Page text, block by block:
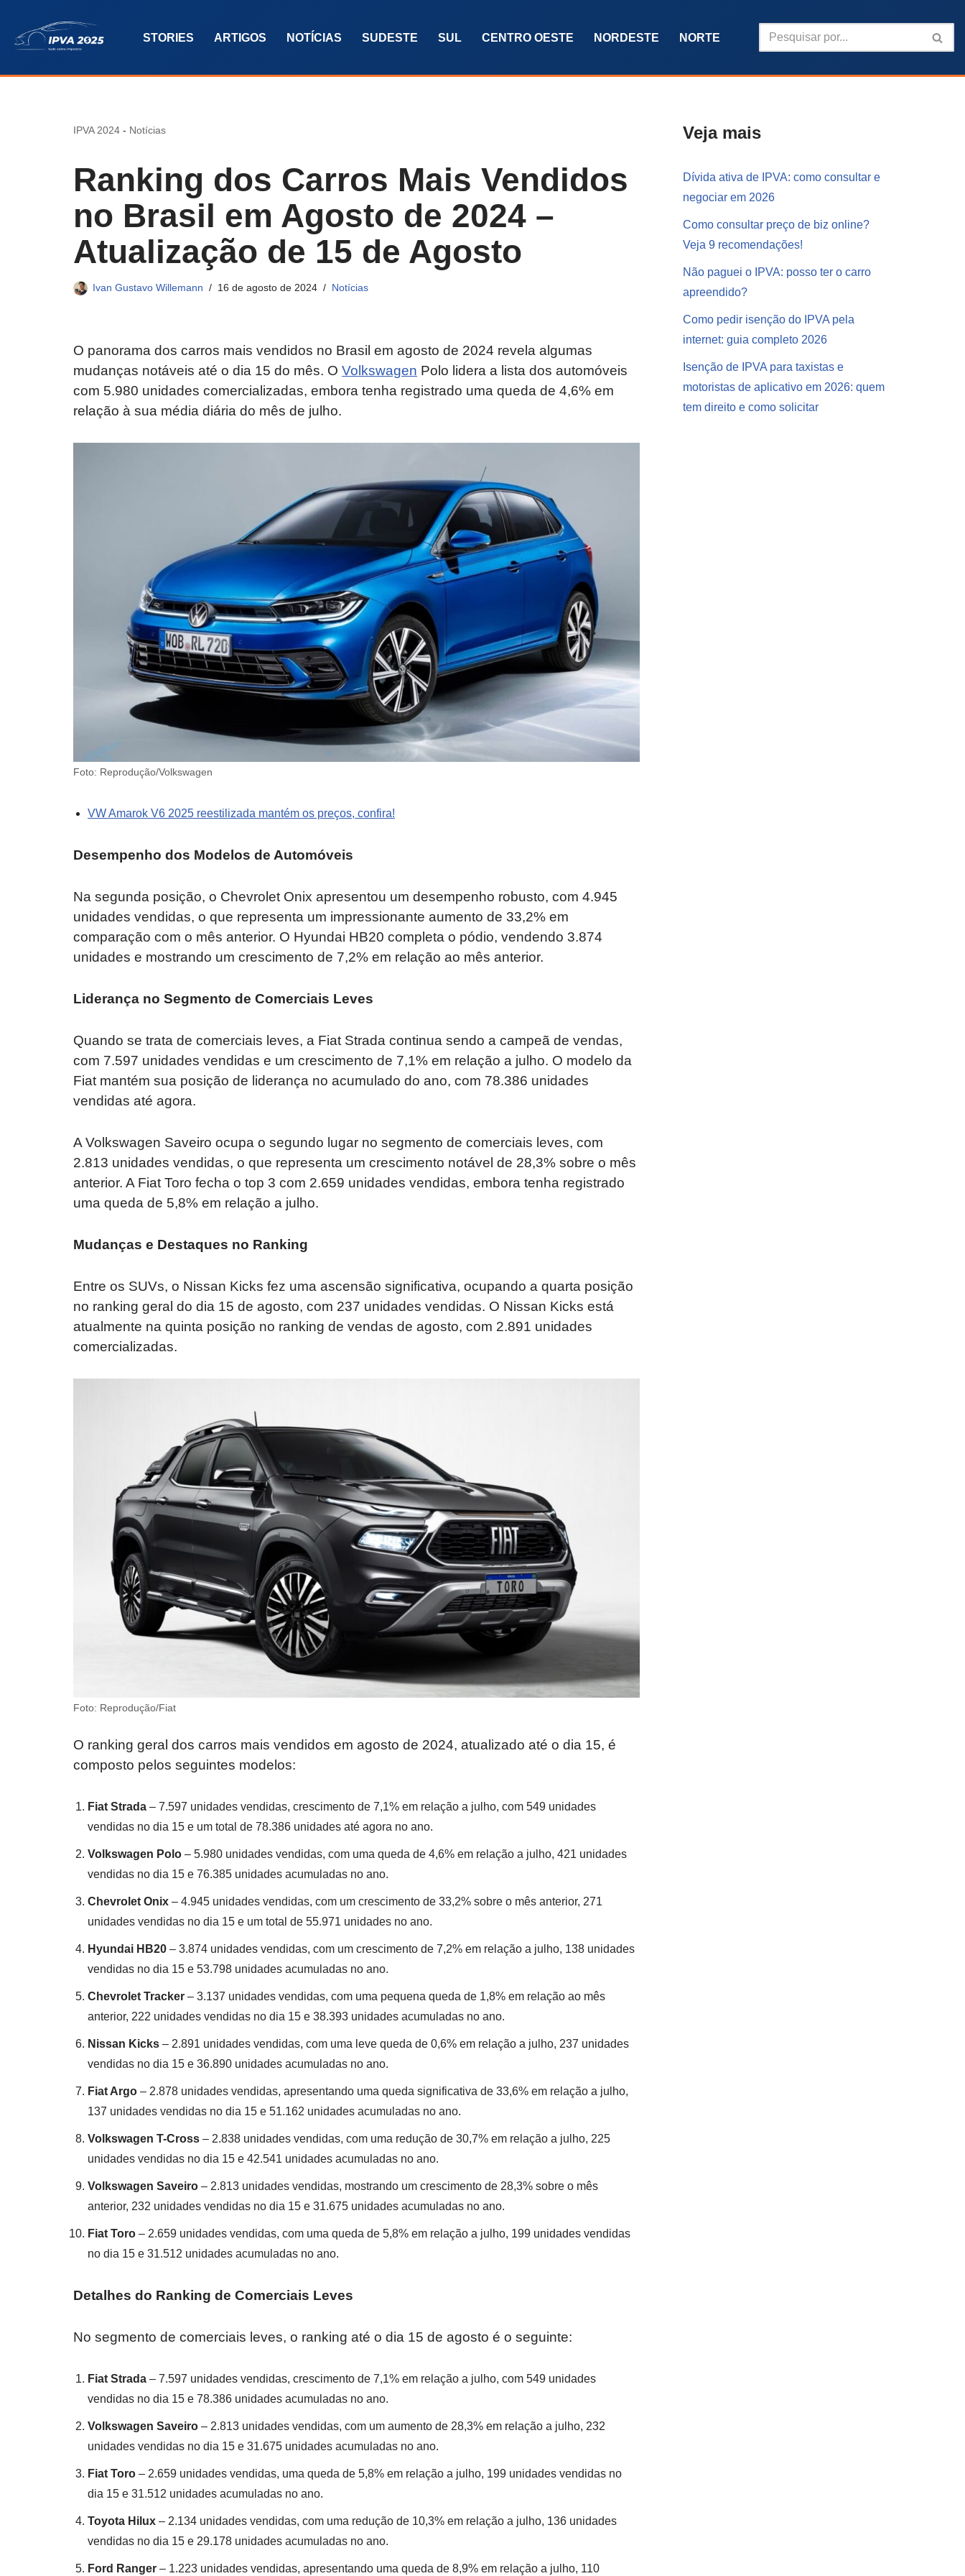
Pular
o
STORIES ARTIGOS NOTÍCIAS SUDESTE SUL CENTRO OESTE NORDESTE NORTE
IPVA 2024 - Notícias
Ranking dos Carros Mais Vendidos
no Brasil em Agosto de 2024 –
Atualização de 15 de Agosto
Ivan Gustavo Willemann 16 de agosto de 2024 Notícias
O panorama dos carros mais vendidos no Brasil em agosto de 2024 revela algumas
mudanças notáveis até o dia 15 do mês. O Volkswagen Polo lidera a lista dos automóveis
com 5.980 unidades comercializadas, embora tenha registrado uma queda de 4,6% em
relação à sua média diária do mês de julho.
Foto: Reprodução/Volkswagen
VW Amarok V6 2025 reestilizada mantém os preços, confira!
Desempenho dos Modelos de Automóveis
Na segunda posição, o Chevrolet Onix apresentou um desempenho robusto, com 4.945
unidades vendidas, o que representa um impressionante aumento de 33,2% em
comparação com o mês anterior. O Hyundai HB20 completa o pódio, vendendo 3.874
unidades e mostrando um crescimento de 7,2% em relação ao mês anterior.
Liderança no Segmento de Comerciais Leves
Quando se trata de comerciais leves, a Fiat Strada continua sendo a campeã de vendas,
com 7.597 unidades vendidas e um crescimento de 7,1% em relação a julho. O modelo da
Fiat mantém sua posição de liderança no acumulado do ano, com 78.386 unidades
vendidas até agora.
A Volkswagen Saveiro ocupa o segundo lugar no segmento de comerciais leves, com
2.813 unidades vendidas, o que representa um crescimento notável de 28,3% sobre o mês
anterior. A Fiat Toro fecha o top 3 com 2.659 unidades vendidas, embora tenha registrado
uma queda de 5,8% em relação a julho.
Mudanças e Destaques no Ranking
Entre os SUVs, o Nissan Kicks fez uma ascensão significativa, ocupando a quarta posição
no ranking geral do dia 15 de agosto, com 237 unidades vendidas. O Nissan Kicks está
atualmente na quinta posição no ranking de vendas de agosto, com 2.891 unidades
comercializadas.
Foto: Reprodução/Fiat
O ranking geral dos carros mais vendidos em agosto de 2024, atualizado até o dia 15, é
composto pelos seguintes modelos:
Fiat Strada – 7.597 unidades vendidas, crescimento de 7,1% em relação a julho, com 549 unidades
vendidas no dia 15 e um total de 78.386 unidades até agora no ano.
Volkswagen Polo – 5.980 unidades vendidas, com uma queda de 4,6% em relação a julho, 421 unidades
vendidas no dia 15 e 76.385 unidades acumuladas no ano.
Chevrolet Onix – 4.945 unidades vendidas, com um crescimento de 33,2% sobre o mês anterior, 271
unidades vendidas no dia 15 e um total de 55.971 unidades no ano.
Hyundai HB20 – 3.874 unidades vendidas, com um crescimento de 7,2% em relação a julho, 138 unidades
vendidas no dia 15 e 53.798 unidades acumuladas no ano.
Chevrolet Tracker – 3.137 unidades vendidas, com uma pequena queda de 1,8% em relação ao mês
anterior, 222 unidades vendidas no dia 15 e 38.393 unidades acumuladas no ano.
Nissan Kicks – 2.891 unidades vendidas, com uma leve queda de 0,6% em relação a julho, 237 unidades
vendidas no dia 15 e 36.890 unidades acumuladas no ano.
Fiat Argo – 2.878 unidades vendidas, apresentando uma queda significativa de 33,6% em relação a julho,
137 unidades vendidas no dia 15 e 51.162 unidades acumuladas no ano.
Volkswagen T-Cross – 2.838 unidades vendidas, com uma redução de 30,7% em relação a julho, 225
unidades vendidas no dia 15 e 42.541 unidades acumuladas no ano.
Volkswagen Saveiro – 2.813 unidades vendidas, mostrando um crescimento de 28,3% sobre o mês
anterior, 232 unidades vendidas no dia 15 e 31.675 unidades acumuladas no ano.
Fiat Toro – 2.659 unidades vendidas, com uma queda de 5,8% em relação a julho, 199 unidades vendidas
no dia 15 e 31.512 unidades acumuladas no ano.
Detalhes do Ranking de Comerciais Leves
No segmento de comerciais leves, o ranking até o dia 15 de agosto é o seguinte:
Fiat Strada – 7.597 unidades vendidas, crescimento de 7,1% em relação a julho, com 549 unidades
vendidas no dia 15 e 78.386 unidades acumuladas no ano.
Volkswagen Saveiro – 2.813 unidades vendidas, com um aumento de 28,3% em relação a julho, 232
unidades vendidas no dia 15 e 31.675 unidades acumuladas no ano.
Fiat Toro – 2.659 unidades vendidas, uma queda de 5,8% em relação a julho, 199 unidades vendidas no
dia 15 e 31.512 unidades acumuladas no ano.
Toyota Hilux – 2.134 unidades vendidas, com uma redução de 10,3% em relação a julho, 136 unidades
vendidas no dia 15 e 29.178 unidades acumuladas no ano.
Ford Ranger – 1.223 unidades vendidas, apresentando uma queda de 8,9% em relação a julho, 110
Veja mais
Dívida ativa de IPVA: como consultar e
negociar em 2026
Como consultar preço de biz online?
Veja 9 recomendações!
Não paguei o IPVA: posso ter o carro
apreendido?
Como pedir isenção do IPVA pela
internet: guia completo 2026
Isenção de IPVA para taxistas e
motoristas de aplicativo em 2026: quem
tem direito e como solicitar